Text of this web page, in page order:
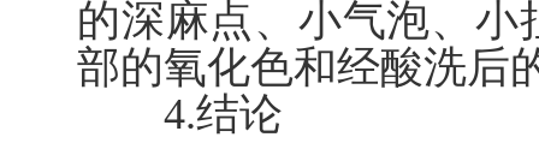
的深麻点、小气泡、
部的氧化色和经酸洗后
4.结论